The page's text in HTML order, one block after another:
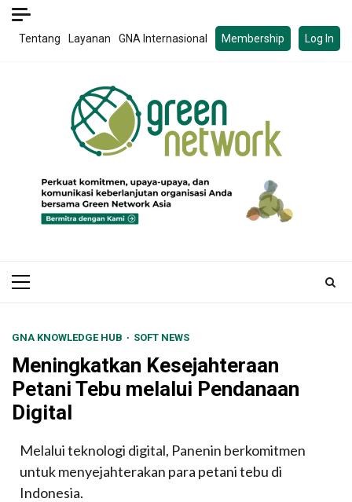
Skip
Tentang Layanan GNA Internasional Membership Log In
Primary
GNA KNOWLEDGE HUB SOFT NEWS
Meningkatkan Kesejahteraan
Petani Tebu melalui Pendanaan
Digital
Melalui teknologi digital, Panenin berkomitmen
untuk menyejahterakan para petani tebu di
Indonesia.